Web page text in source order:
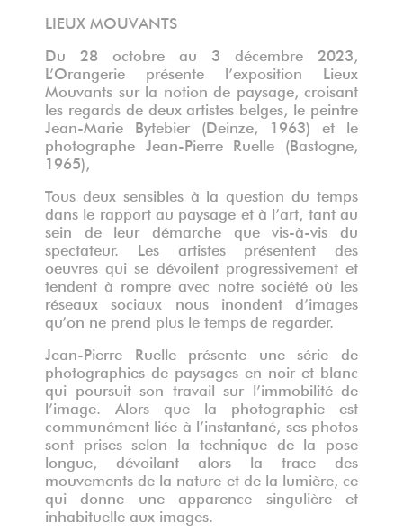
LIEUX MOUVANTS
Du 28 octobre au 3 décembre 2023,
L’Orangerie présente l’exposition Lieux
Mouvants sur la notion de paysage, croisant
les regards de deux artistes belges, le peintre
Jean-Marie Bytebier (Deinze, 1963) et le
photographe Jean-Pierre Ruelle (Bastogne,
1965),
Tous deux sensibles à la question du temps
dans le rapport au paysage et à l’art, tant au
sein de leur démarche que vis-à-vis du
spectateur. Les artistes présentent des
oeuvres qui se dévoilent progressivement et
tendent à rompre avec notre société où les
réseaux sociaux nous inondent d’images
qu’on ne prend plus le temps de regarder.
Jean-Pierre Ruelle présente une série de
photographies de paysages en noir et blanc
qui poursuit son travail sur l’immobilité de
l’image. Alors que la photographie est
communément liée à l’instantané, ses photos
sont prises selon la technique de la pose
longue, dévoilant alors la trace des
mouvements de la nature et de la lumière, ce
qui donne une apparence singulière et
inhabituelle aux images.